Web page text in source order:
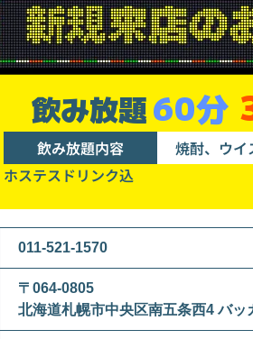
飲み放題60分
飲み放題内容
焼酎、ウイ
ホステスドリンク込
011-521-1570
〒064-0805
北海道札幌市中央区南五条西4 バッ